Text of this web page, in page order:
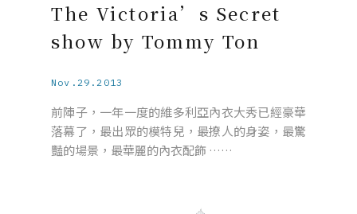
The Victoria’s Secret
show by Tommy Ton
Nov.29.2013
前陣子，一年一度的維多利亞內衣大秀已經豪華
落幕了，最出眾的模特兒，最撩人的身姿，最驚
豔的場景，最華麗的內衣配飾 ……